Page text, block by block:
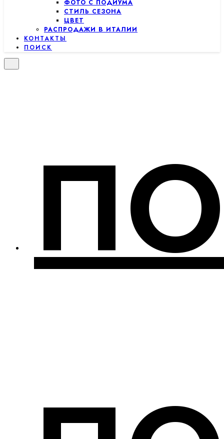
ФОТО С ПОДИУМА
СТИЛЬ СЕЗОНА
ЦВЕТ
РАСПРОДАЖИ В ИТАЛИИ
КОНТАКТЫ
ПОИСК